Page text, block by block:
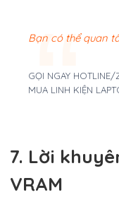
Bạn có thể quan
GỌI NGAY HOTLINE/
MUA LINH KIỆN
7. Lời
VRAM